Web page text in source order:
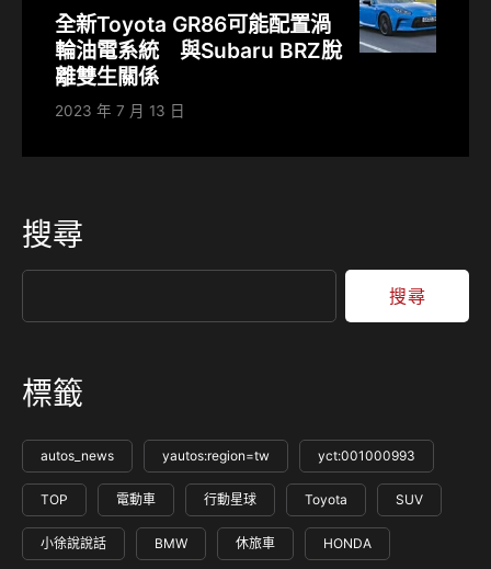
全新Toyota GR86可能配置渦
輪油電系統 與Subaru BRZ脫
離雙生關係
2023 年 7 月 13 日
搜尋
搜尋
標籤
autos_news yautos:region=tw yct:001000993
TOP 電動車 行動星球 Toyota SUV
小徐說說話 BMW 休旅車 HONDA